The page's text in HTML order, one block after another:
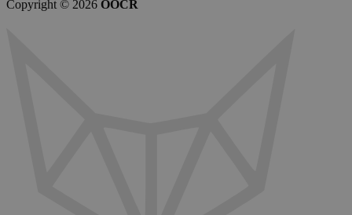
Copyright © 2026 OOCR